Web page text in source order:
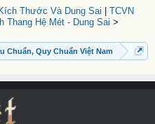
Thước Và Dung Sai
TCVN
Thang Hệ Mét - Dung Sai >
Chuẩn, Quy Chuẩn Việt Nam